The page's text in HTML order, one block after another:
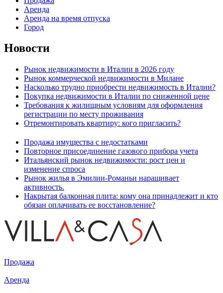
Аренда
Аренда на время отпуска
Город
Новости
Рынок недвижимости в Италии в 2026 году
Рынок коммерческой недвижимости в Милане
Насколько трудно приобрести недвижимость в Италии?
Покупка недвижимости в Италии по сниженной цене
Требования к жилищным условиям для оформления
регистрации по месту проживания
Отремонтировать квартиру: кого пригласить?
Продажа имущества с недостатками
Повторное присоединение газового прибора учета
Итальянский рынок недвижимости: рост цен и
изменение спроса
Рынок жилья в Эмилии-Романьи наращивает
активность.
Накрытая балконная плита: кому она принадлежит и кто
обязан оплачивать ее восстановление?
Продажа
Аренда